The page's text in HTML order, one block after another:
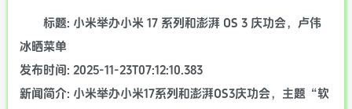
标题: 小米举办小米 17 系列和澎湃 OS 3 庆功会，卢伟
冰晒菜单
发布时间: 2025-11-23T07:12:10.383
新闻简介: 小米举办小米17系列和澎湃OS3庆功会，主题“软